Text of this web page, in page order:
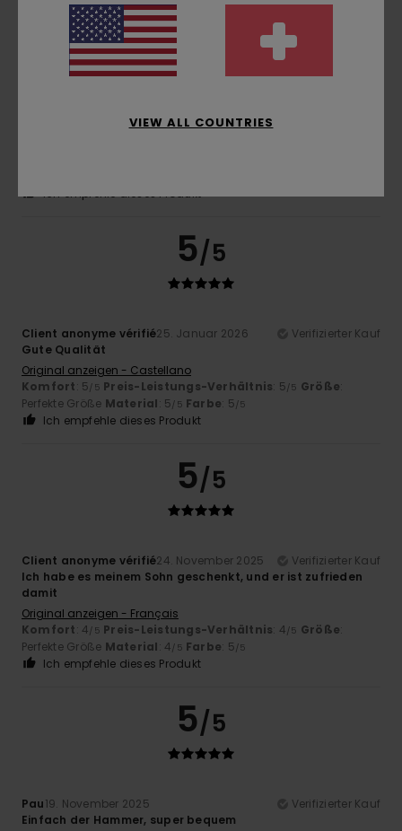
4
11. Februar 2026
Ich empfehle dieses Produkt
5/5
Client anonyme vérifié25. Januar 2026
Verifizierter Kauf
Gute Qualität
Original anzeigen - Castellano
Komfort: 5 /5 Preis-Leistungs-Verhältnis: 5 /5 Größe:
Perfekte Größe Material: 5 /5 Farbe: 5 /5
Ich empfehle dieses Produkt
5/5
Client anonyme vérifié24. November 2025
Verifizierter Kauf
Ich habe es meinem Sohn geschenkt, und er ist zufrieden
damit
Original anzeigen - Français
Komfort: 4 /5 Preis-Leistungs-Verhältnis: 4 /5 Größe:
Perfekte Größe Material: 4 /5 Farbe: 5 /5
Ich empfehle dieses Produkt
5/5
Pau19. November 2025
Verifizierter Kauf
Einfach der Hammer, super bequem
VIEW ALL COUNTRIES